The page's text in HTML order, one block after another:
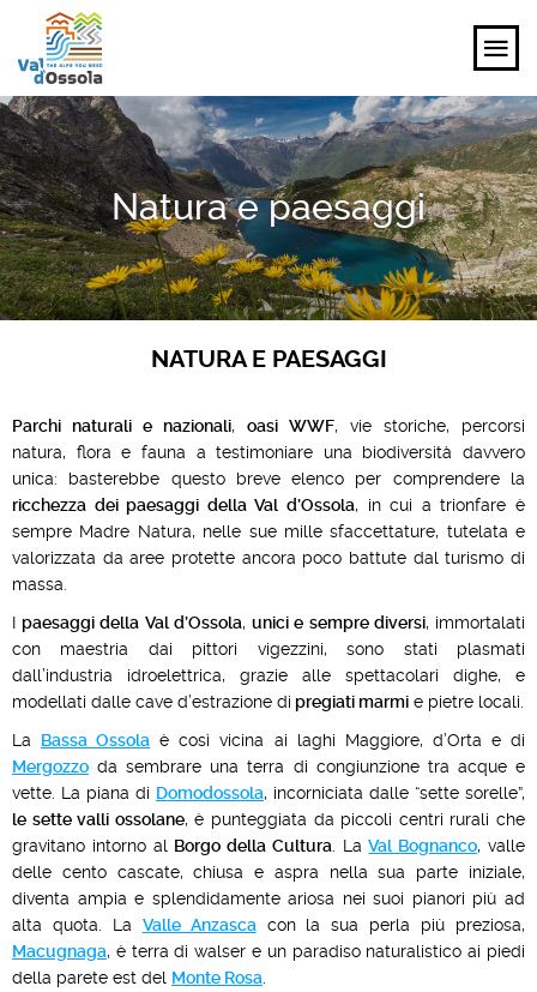
SCOPRI
VIVI
PIANIFICA
EVENTI E ISPIRAZIONI
Natura e paesaggi
NATURA E PAESAGGI
Parchi naturali e nazionali, oasi WWF, vie storiche, percorsi
natura, flora e fauna a testimoniare una biodiversità davvero
unica: basterebbe questo breve elenco per comprendere la
ricchezza dei paesaggi della Val d’Ossola, in cui a trionfare è
sempre Madre Natura, nelle sue mille sfaccettature, tutelata e
valorizzata da aree protette ancora poco battute dal turismo di
massa.
I paesaggi della Val d’Ossola,unici e sempre diversi, immortalati
con maestria dai pittori vigezzini, sono stati plasmati
dall’industria idroelettrica, grazie alle spettacolari dighe, e
modellati dalle cave d’estrazione di pregiati marmi e pietre locali.
La Bassa Ossola è così vicina ai laghi Maggiore, d’Orta e di
Mergozzo da sembrare una terra di congiunzione tra acque e
vette. La piana di Domodossola, incorniciata dalle “sette sorelle”,
le sette valli ossolane, è punteggiata da piccoli centri rurali che
gravitano intorno al Borgo della Cultura. LaVal Bognanco, valle
delle cento cascate, chiusa e aspra nella sua parte iniziale,
diventa ampia e splendidamente ariosa nei suoi pianori più ad
alta quota. La Valle Anzascacon la sua perla più preziosa,
Macugnaga, è terra di walser e un paradiso naturalistico ai piedi
della parete est del Monte Rosa